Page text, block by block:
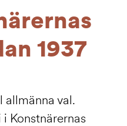
1937
allmänna val.
Konstnärernas